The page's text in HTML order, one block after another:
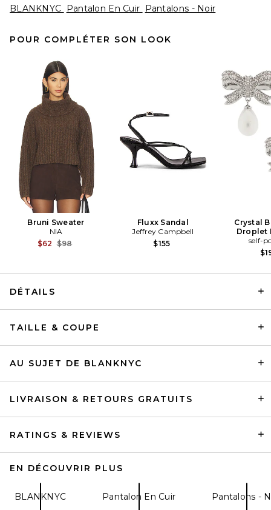
MOTHER The Hustler Ankle
Fray Jeans in Fairest Of Them
All
MOTHER
$228
EAVES Jodi Classic Suiting
EAVES
BLANKNYC Pantalon En Cuir Pantalons - Noir
POUR COMPLÉTER SON LOOK
Bruni Sweater
NIA
$62 Previous price:
$98
Fluxx Sandal
Jeffrey Campbell
$155
Crystal
Droplet
self-
DÉTAILS
TAILLE & COUPE
AU SUJET DE BLANKNYC
LIVRAISON & RETOURS GRATUITS
RATINGS & REVIEWS
EN DÉCOUVRIR PLUS
BLANKNYC Pantalon En Cuir Pantalons -